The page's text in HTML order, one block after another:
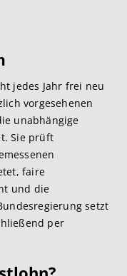
jedes Jahr frei neu
vorgesehenen
unabhängige
Sie prüft
faire
und die
setzt
per